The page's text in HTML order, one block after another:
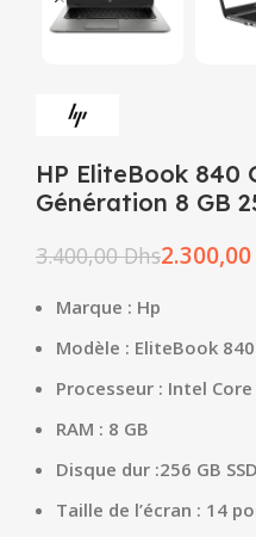
HP EliteBook 840
Génération 8 GB
3.400,00Dhs2.300,00
Marque : Hp
Modèle : EliteBook
Processeur : Intel
RAM : 8 GB
Disque dur :256 GB SSD
Taille de l’écran : 14